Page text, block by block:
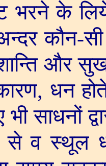
भरने के
कौन-सी
और
, धन
साधनों
से व स्थूल